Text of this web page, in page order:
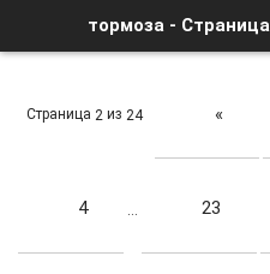
тормоза -
Страница 2 из 24 «
4 … 23